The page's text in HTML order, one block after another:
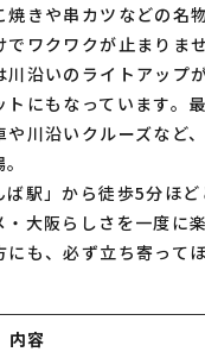
焼きや串カツなどの名
でワクワクが止まりま
川沿いのライトアップ
にもなっています。
川沿いクルーズなど
ば駅」から徒歩5分ほ
・大阪らしさを一度に
にも、必ず立ち寄って
内容